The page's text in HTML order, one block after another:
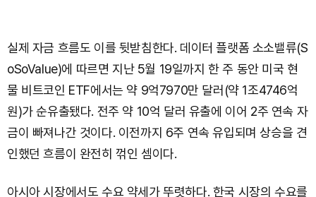
실제 자금 흐름도 이를 뒷받침한다. 데이터 플랫폼 소소밸류(S
oSoValue)에 따르면 지난 5월 19일까지 한 주 동안 미국 현
물 비트코인 ETF에서는 약 9억7970만 달러(약 1조4746억
원)가 순유출됐다. 전주 약 10억 달러 유출에 이어 2주 연속 자
금이 빠져나간 것이다. 이전까지 6주 연속 유입되며 상승을 견
인했던 흐름이 완전히 꺾인 셈이다.
아시아 시장에서도 수요 약세가 뚜렷하다. 한국 시장의 수요를